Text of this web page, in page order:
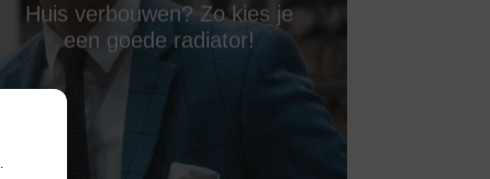
Huis verbouwen? Zo kies je
een goede radiator!